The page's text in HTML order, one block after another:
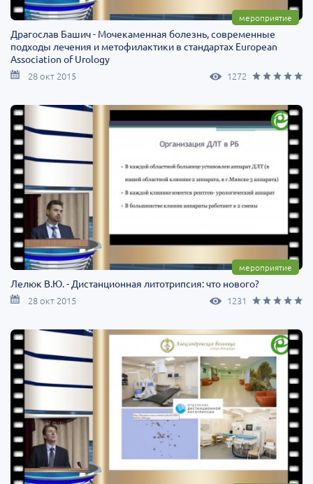
мероприятие
Драгослав Башич - Мочекаменная болезнь, современные
подходы лечения и метофилактики в стандартах European
Association of Urology
28 окт 2015 1272
мероприятие
Лелюк В.Ю. - Дистанционная литотрипсия: что нового?
28 окт 2015 1231